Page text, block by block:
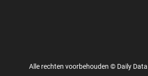
Alle rechten voorbehouden © Daily